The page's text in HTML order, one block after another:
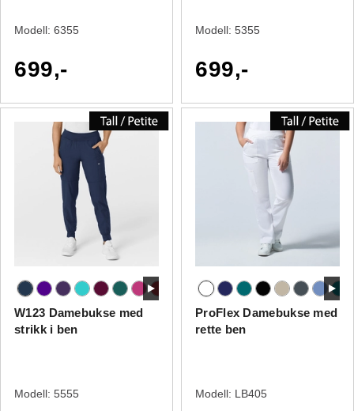
Modell: 6355
699,-
Modell: 5355
699,-
W123 Damebukse med
strikk i ben
Modell: 5555
ProFlex Damebukse med
rette ben
Modell: LB405